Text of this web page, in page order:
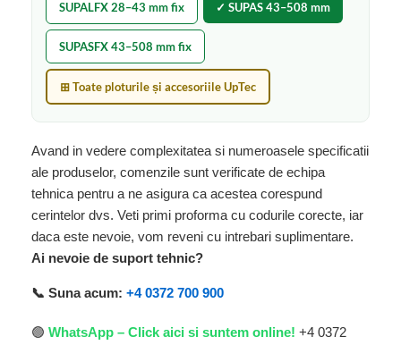
SUPALFX 28–43 mm fix ✓ SUPAS 43–508 mm
SUPASFX 43–508 mm fix
⊞ Toate ploturile și accesoriile UpTec
Avand in vedere complexitatea si numeroasele specificatii
ale produselor, comenzile sunt verificate de echipa
tehnica pentru a ne asigura ca acestea corespund
cerintelor dvs. Veti primi proforma cu codurile corecte, iar
daca este nevoie, vom reveni cu intrebari suplimentare.
Ai nevoie de suport tehnic?
📞 Suna acum: +4 0372 700 900
🟢 WhatsApp – Click aici si suntem online! +4 0372